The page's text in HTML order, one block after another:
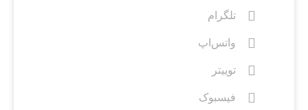
تلگرام
واتس‌اپ
توییتر
فیسبوک